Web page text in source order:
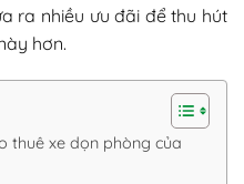
ra nhiều ưu đãi để thu hút
hơn.
thuê xe dọn phòng của